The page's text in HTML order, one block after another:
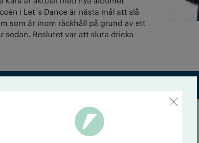
i Let´s Dance är nästa mål att slå
som är inom räckhåll på grund av ett
sedan. Beslutet var att sluta dricka
och nykterhet
21, 116 33 Stockholm